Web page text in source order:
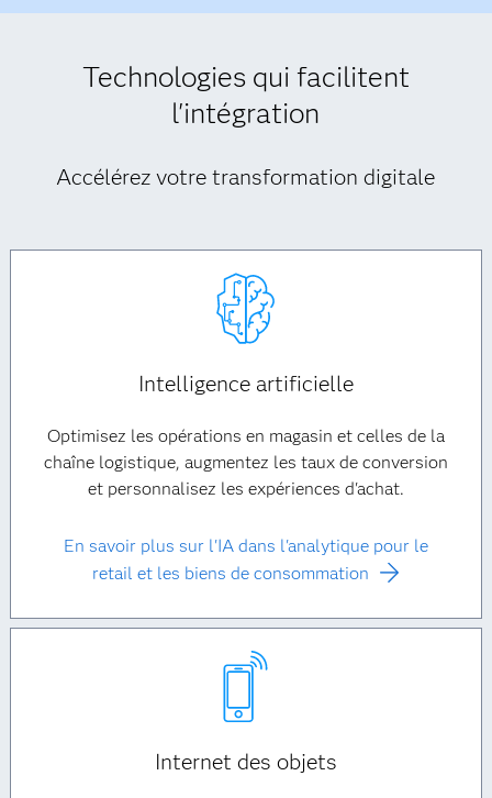
Technologies qui facilitent
l'intégration
Accélérez votre transformation digitale
Intelligence artificielle
Optimisez les opérations en magasin et celles de la
chaîne logistique, augmentez les taux de conversion
et personnalisez les expériences d'achat.
En savoir plus sur l'IA dans l'analytique pour le
retail et les biens de consommation
Internet des objets